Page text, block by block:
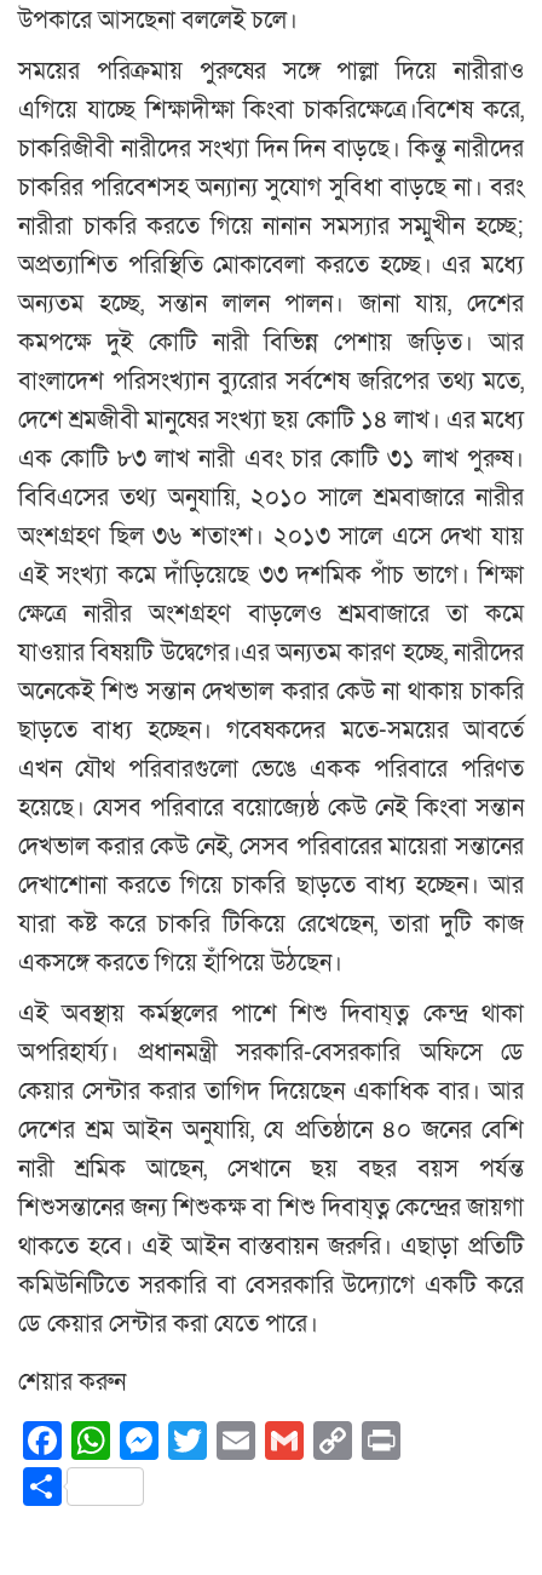
উপকারে আসছেনা বললেই চলে।
সময়ের পরিক্রমায় পুরুষের সঙ্গে পাল্লা দিয়ে নারীরাও
এগিয়ে যাচ্ছে শিক্ষাদীক্ষা কিংবা চাকরিক্ষেত্রে।বিশেষ করে,
চাকরিজীবী নারীদের সংখ্যা দিন দিন বাড়ছে। কিন্তু নারীদের
চাকরির পরিবেশসহ অন্যান্য সুযোগ সুবিধা বাড়ছে না। বরং
নারীরা চাকরি করতে গিয়ে নানান সমস্যার সম্মুখীন হচ্ছে;
অপ্রত্যাশিত পরিস্থিতি মোকাবেলা করতে হচ্ছে। এর মধ্যে
অন্যতম হচ্ছে, সন্তান লালন পালন। জানা যায়, দেশের
কমপক্ষে দুই কোটি নারী বিভিন্ন পেশায় জড়িত। আর
বাংলাদেশ পরিসংখ্যান ব্যুরোর সর্বশেষ জরিপের তথ্য মতে,
দেশে শ্রমজীবী মানুষের সংখ্যা ছয় কোটি ১৪ লাখ। এর মধ্যে
এক কোটি ৮৩ লাখ নারী এবং চার কোটি ৩১ লাখ পুরুষ।
বিবিএসের তথ্য অনুযায়ি, ২০১০ সালে শ্রমবাজারে নারীর
অংশগ্রহণ ছিল ৩৬ শতাংশ। ২০১৩ সালে এসে দেখা যায়
এই সংখ্যা কমে দাঁড়িয়েছে ৩৩ দশমিক পাঁচ ভাগে। শিক্ষা
ক্ষেত্রে নারীর অংশগ্রহণ বাড়লেও শ্রমবাজারে তা কমে
যাওয়ার বিষয়টি উদ্বেগের।এর অন্যতম কারণ হচ্ছে, নারীদের
অনেকেই শিশু সন্তান দেখভাল করার কেউ না থাকায় চাকরি
ছাড়তে বাধ্য হচ্ছেন। গবেষকদের মতে-সময়ের আবর্তে
এখন যৌথ পরিবারগুলো ভেঙে একক পরিবারে পরিণত
হয়েছে। যেসব পরিবারে বয়োজ্যেষ্ঠ কেউ নেই কিংবা সন্তান
দেখভাল করার কেউ নেই, সেসব পরিবারের মায়েরা সন্তানের
দেখাশোনা করতে গিয়ে চাকরি ছাড়তে বাধ্য হচ্ছেন। আর
যারা কষ্ট করে চাকরি টিকিয়ে রেখেছেন, তারা দুটি কাজ
একসঙ্গে করতে গিয়ে হাঁপিয়ে উঠছেন।
এই অবস্থায় কর্মস্থলের পাশে শিশু দিবায্ত্ন কেন্দ্র থাকা
অপরিহার্য্য। প্রধানমন্ত্রী সরকারি-বেসরকারি অফিসে ডে
কেয়ার সেন্টার করার তাগিদ দিয়েছেন একাধিক বার। আর
দেশের শ্রম আইন অনুযায়ি, যে প্রতিষ্ঠানে ৪০ জনের বেশি
নারী শ্রমিক আছেন, সেখানে ছয় বছর বয়স পর্যন্ত
শিশুসন্তানের জন্য শিশুকক্ষ বা শিশু দিবায্ত্ন কেন্দ্রের জায়গা
থাকতে হবে। এই আইন বাস্তবায়ন জরুরি। এছাড়া প্রতিটি
কমিউনিটিতে সরকারি বা বেসরকারি উদ্যোগে একটি করে
ডে কেয়ার সেন্টার করা যেতে পারে।
শেয়ার করুন
Facebook
WhatsApp
Messenger
Twitter
EmailGmail
Copy
Share